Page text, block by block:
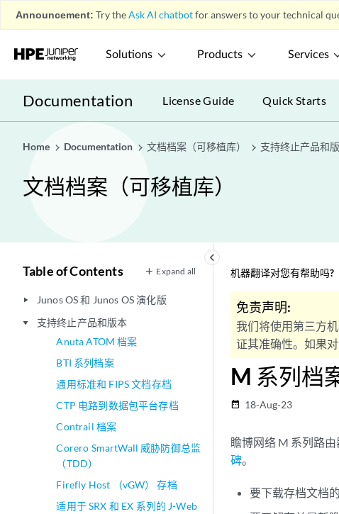
Announcement: Try theAsk AI chatbotfor answers to your technical
Solutions Products Services
Documentation License Guide Quick Starts
Home Documentation 文档档案（可移植库） 支持终止产品和
文档档案（可移植库）
keyboard_arrow_left
Table of Contents Expand all
play_arrow Junos OS 和 Junos OS 演化版
play_arrow
支持终止产品和版本
Anuta ATOM 档案
BTI 系列档案
通用标准和 FIPS 文档存档
CTP 电路到数据包平台存档
Contrail 档案
Corero SmartWall 威胁防御总监
（TDD）
Firefly Host （vGW） 存档
适用于 SRX 和 EX 系列的 J-Web
机器翻译对您有帮助吗?
免责声明:
我们将使用第三方
证其准确性。如果
M 系列档
date_range 18-Aug-23
瞻博网络 M 系列路
碑。
要下载存档文档